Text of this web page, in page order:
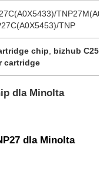
TNP
chip
bizhub C25
cartridge
dla Minolta
dla Minolta